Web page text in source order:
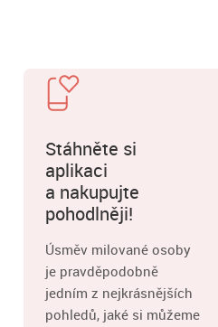
Stáhněte si
aplikaci
a nakupujte
pohodlněji!
Úsměv milované osoby
je pravděpodobně
jedním z nejkrásnějších
pohledů, jaké si můžeme